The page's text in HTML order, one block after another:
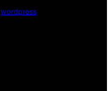
wordpress